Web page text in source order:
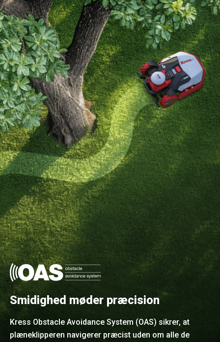
Smidighed møder præcision
Kress Obstacle Avoidance System (OAS) sikrer, at
plæneklipperen navigerer præcist uden om alle de